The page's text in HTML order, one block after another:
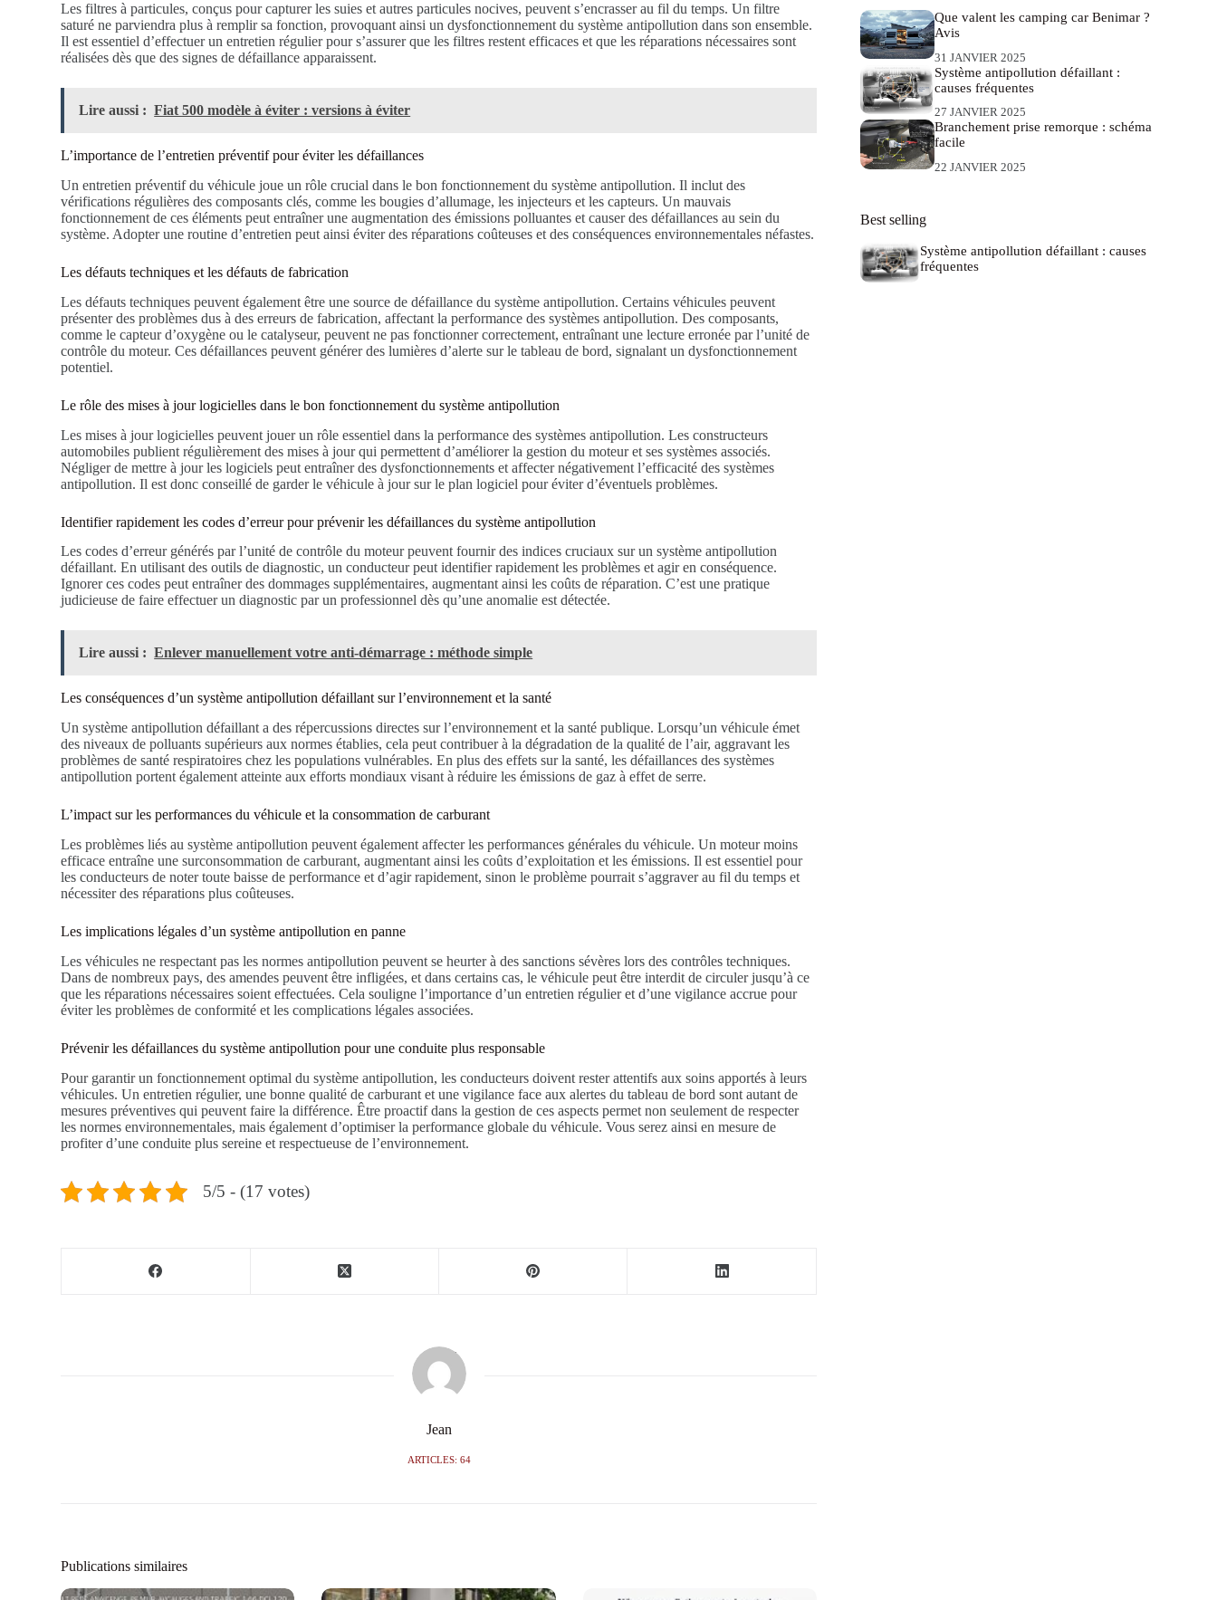
Les filtres à particules, conçus pour capturer les suies et autres particules nocives, peuvent s’encrasser au fil du temps. Un filtre
saturé ne parviendra plus à remplir sa fonction, provoquant ainsi un dysfonctionnement du système antipollution dans son ensemble.
Il est essentiel d’effectuer un entretien régulier pour s’assurer que les filtres restent efficaces et que les réparations nécessaires sont
réalisées dès que des signes de défaillance apparaissent.
Lire aussi : Fiat 500 modèle à éviter : versions à éviter
L’importance de l’entretien préventif pour éviter les défaillances
Un entretien préventif du véhicule joue un rôle crucial dans le bon fonctionnement du système antipollution. Il inclut des
vérifications régulières des composants clés, comme les bougies d’allumage, les injecteurs et les capteurs. Un mauvais
fonctionnement de ces éléments peut entraîner une augmentation des émissions polluantes et causer des défaillances au sein du
système. Adopter une routine d’entretien peut ainsi éviter des réparations coûteuses et des conséquences environnementales néfastes.
Les défauts techniques et les défauts de fabrication
Les défauts techniques peuvent également être une source de défaillance du système antipollution. Certains véhicules peuvent
présenter des problèmes dus à des erreurs de fabrication, affectant la performance des systèmes antipollution. Des composants,
comme le capteur d’oxygène ou le catalyseur, peuvent ne pas fonctionner correctement, entraînant une lecture erronée par l’unité de
contrôle du moteur. Ces défaillances peuvent générer des lumières d’alerte sur le tableau de bord, signalant un dysfonctionnement
potentiel.
Le rôle des mises à jour logicielles dans le bon fonctionnement du système antipollution
Les mises à jour logicielles peuvent jouer un rôle essentiel dans la performance des systèmes antipollution. Les constructeurs
automobiles publient régulièrement des mises à jour qui permettent d’améliorer la gestion du moteur et ses systèmes associés.
Négliger de mettre à jour les logiciels peut entraîner des dysfonctionnements et affecter négativement l’efficacité des systèmes
antipollution. Il est donc conseillé de garder le véhicule à jour sur le plan logiciel pour éviter d’éventuels problèmes.
Identifier rapidement les codes d’erreur pour prévenir les défaillances du système antipollution
Les codes d’erreur générés par l’unité de contrôle du moteur peuvent fournir des indices cruciaux sur un système antipollution
défaillant. En utilisant des outils de diagnostic, un conducteur peut identifier rapidement les problèmes et agir en conséquence.
Ignorer ces codes peut entraîner des dommages supplémentaires, augmentant ainsi les coûts de réparation. C’est une pratique
judicieuse de faire effectuer un diagnostic par un professionnel dès qu’une anomalie est détectée.
Lire aussi : Enlever manuellement votre anti-démarrage : méthode simple
Les conséquences d’un système antipollution défaillant sur l’environnement et la santé
Un système antipollution défaillant a des répercussions directes sur l’environnement et la santé publique. Lorsqu’un véhicule émet
des niveaux de polluants supérieurs aux normes établies, cela peut contribuer à la dégradation de la qualité de l’air, aggravant les
problèmes de santé respiratoires chez les populations vulnérables. En plus des effets sur la santé, les défaillances des systèmes
antipollution portent également atteinte aux efforts mondiaux visant à réduire les émissions de gaz à effet de serre.
L’impact sur les performances du véhicule et la consommation de carburant
Les problèmes liés au système antipollution peuvent également affecter les performances générales du véhicule. Un moteur moins
efficace entraîne une surconsommation de carburant, augmentant ainsi les coûts d’exploitation et les émissions. Il est essentiel pour
les conducteurs de noter toute baisse de performance et d’agir rapidement, sinon le problème pourrait s’aggraver au fil du temps et
nécessiter des réparations plus coûteuses.
Les implications légales d’un système antipollution en panne
Les véhicules ne respectant pas les normes antipollution peuvent se heurter à des sanctions sévères lors des contrôles techniques.
Dans de nombreux pays, des amendes peuvent être infligées, et dans certains cas, le véhicule peut être interdit de circuler jusqu’à ce
que les réparations nécessaires soient effectuées. Cela souligne l’importance d’un entretien régulier et d’une vigilance accrue pour
éviter les problèmes de conformité et les complications légales associées.
Prévenir les défaillances du système antipollution pour une conduite plus responsable
Pour garantir un fonctionnement optimal du système antipollution, les conducteurs doivent rester attentifs aux soins apportés à leurs
véhicules. Un entretien régulier, une bonne qualité de carburant et une vigilance face aux alertes du tableau de bord sont autant de
mesures préventives qui peuvent faire la différence. Être proactif dans la gestion de ces aspects permet non seulement de respecter
les normes environnementales, mais également d’optimiser la performance globale du véhicule. Vous serez ainsi en mesure de
profiter d’une conduite plus sereine et respectueuse de l’environnement.
5/5 - (17 votes)
Jean
ARTICLES: 64
Publications similaires
Que valent les camping car Benimar ?
Avis
31 JANVIER 2025
Système antipollution défaillant :
causes fréquentes
27 JANVIER 2025
Branchement prise remorque : schéma
facile
22 JANVIER 2025
Best selling
Système antipollution défaillant : causes
fréquentes